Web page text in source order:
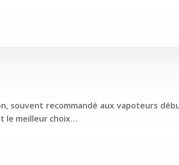
souvent recommandé aux vapoteurs
le meilleur choix…